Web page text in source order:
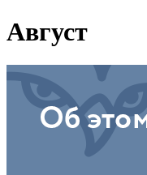
Август